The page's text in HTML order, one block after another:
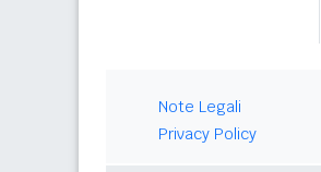
Note Legali
Privacy Policy